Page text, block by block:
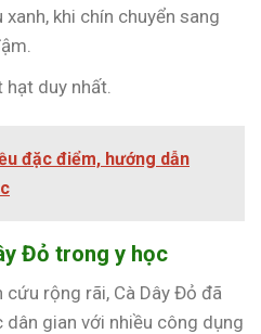
xanh, khi chín chuyển sang
duy nhất.
đặc điểm, hướng dẫn
Đỏ trong y học
rộng rãi, Cà Dây Đỏ đã
gian với nhiều công dụng